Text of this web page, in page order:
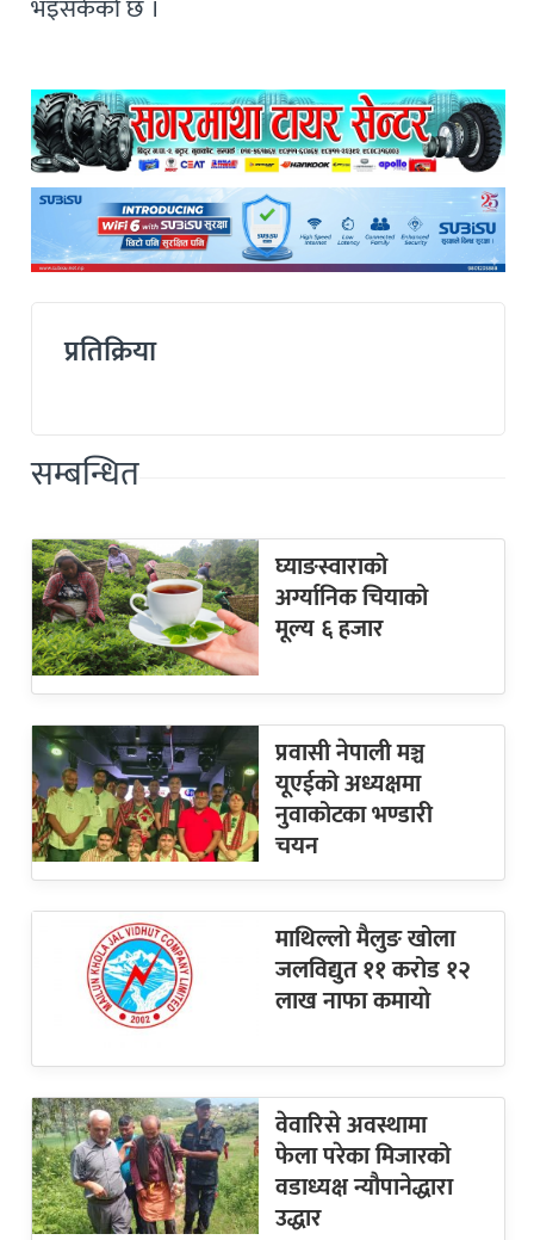
भइसकेको छ ।
प्रतिक्रिया
सम्बन्धित
घ्याङस्वाराको
अर्ग्यानिक चियाको
मूल्य ६ हजार
प्रवासी नेपाली मञ्च
यूएईको अध्यक्षमा
नुवाकोटका भण्डारी
चयन
माथिल्लो मैलुङ खोला
जलविद्युत ११ करोड १२
लाख नाफा कमायाे
वेवारिसे अवस्थामा
फेला परेका मिजारको
वडाध्यक्ष न्यौपानेद्धारा
उद्धार